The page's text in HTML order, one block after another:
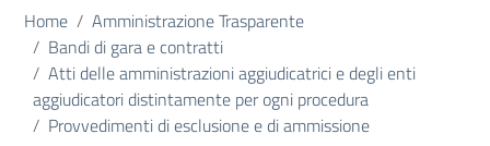
Home
Amministrazione Trasparente
Bandi di gara e contratti
Atti delle amministrazioni aggiudicatrici e degli enti
aggiudicatori distintamente per ogni procedura
Provvedimenti di esclusione e di ammissione